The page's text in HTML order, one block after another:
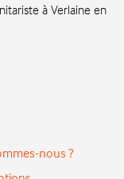
à Verlaine en
nous ?